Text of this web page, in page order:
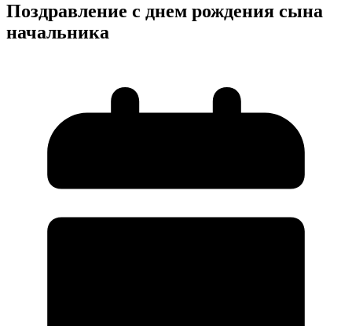
Поздравление с днем рождения сына
начальника